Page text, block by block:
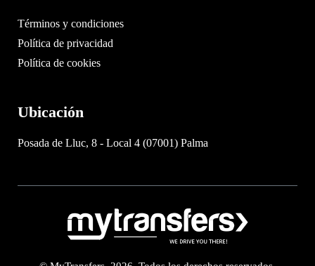
Términos y condiciones
Política de privacidad
Política de cookies
Ubicación
Posada de Lluc, 8 - Local 4 (07001) Palma